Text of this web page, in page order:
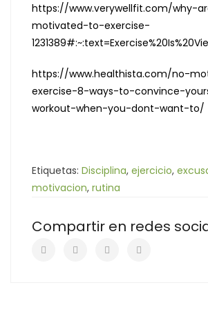
https://www.verywellfit.com/why-
motivated-to-exercise-
https://www.healthista.com/no-
exercise-8-ways-to-convince-
workout-when-you-dont-want-to/
Etiquetas: Disciplina, ejercicio,
motivacion, rutina
Compartir en redes